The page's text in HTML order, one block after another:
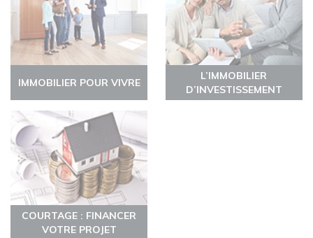
IMMOBILIER POUR VIVRE
L’IMMOBILIER
D’INVESTISSEMENT
COURTAGE : FINANCER
VOTRE PROJET